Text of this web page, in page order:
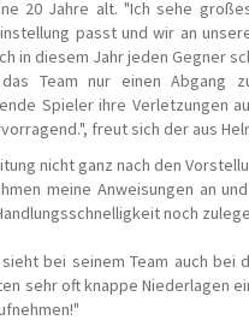
20 Jahre alt. "Ich sehe
passt und wir an
in diesem Jahr jeden Gegner
Team nur einen Abgang
Spieler ihre Verletzungen
freut sich der aus
nicht ganz nach den
meine Anweisungen an
noch
bei seinem Team auch
sehr oft knappe Niederlagen